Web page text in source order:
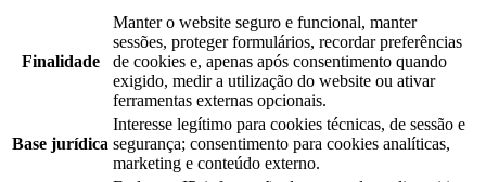
Finalidade
Manter o website seguro e funcional, manter
sessões, proteger formulários, recordar preferências
de cookies e, apenas após consentimento quando
exigido, medir a utilização do website ou ativar
ferramentas externas opcionais.
Base jurídica
Interesse legítimo para cookies técnicas, de sessão e
segurança; consentimento para cookies analíticas,
marketing e conteúdo externo.